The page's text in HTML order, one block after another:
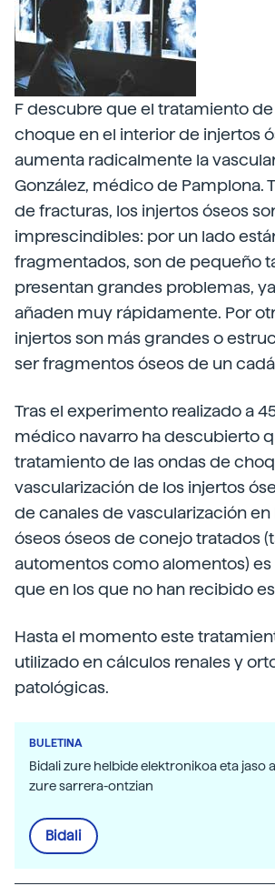
F descubre que el tratamiento
choque en el interior de injertos
aumenta radicalmente la
González, médico de Pamplona.
de fracturas, los injertos óseos
imprescindibles: por un lado
fragmentados, son de pequeño
presentan grandes problemas,
añaden muy rápidamente. Por
injertos son más grandes o
ser fragmentos óseos de un
Tras el experimento realizado a
médico navarro ha descubierto
tratamiento de las ondas de
vascularización de los injertos
de canales de vascularización en
óseos óseos de conejo tratados
automentos como alomentos)
que en los que no han recibido
Hasta el momento este
utilizado en cálculos renales y
patológicas.
BULETINA
Bidali zure helbide elektronikoa eta jaso
zure sarrera-ontzian
Bidali